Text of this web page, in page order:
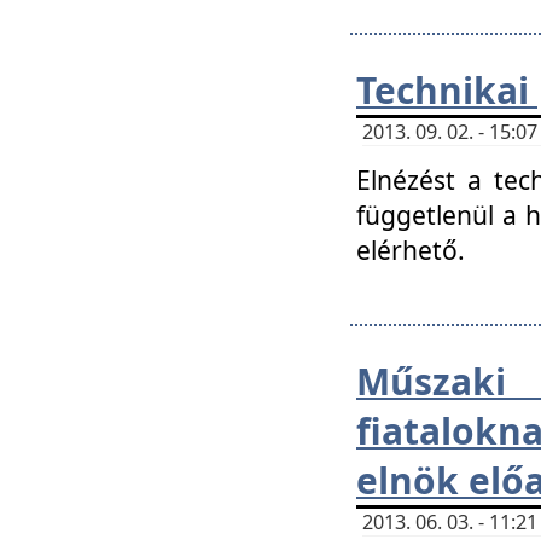
2013. 09. 02. -
Elnézést a
függetlenül a
elérhető.
elnök
2013. 06. 03. -